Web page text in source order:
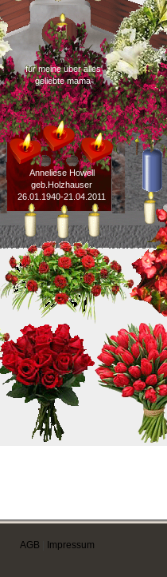
für meine über alles
geliebte mama
Anneliese Howell
geb.Holzhauser
26.01.1940-21.04.2011
AGB Impressum